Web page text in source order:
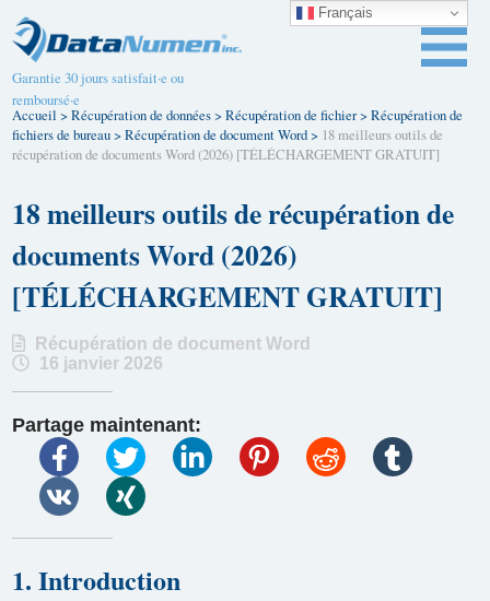
Garantie 30 jours satisfait·e ou
remboursé·e
Accueil >Récupération de données>Récupération de fichier>Récupération de
fichiers de bureau>Récupération de document Word> 18 meilleurs outils de
récupération de documents Word (2026) [TÉLÉCHARGEMENT GRATUIT]
18 meilleurs outils de récupération de
documents Word (2026)
[TÉLÉCHARGEMENT GRATUIT]
Récupération de document Word
16 janvier 2026
Partage maintenant:
1. Introduction
Français